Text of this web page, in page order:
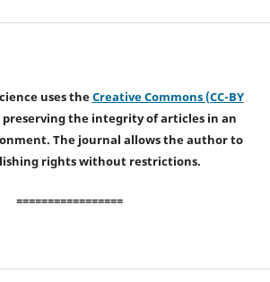
uses theCreative Commons (CC-BY
the integrity of articles in an
The journal allows the author to
rights without restrictions.
=================